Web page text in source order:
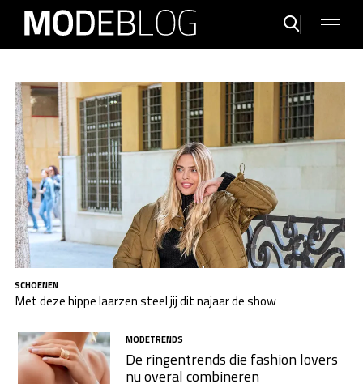
SCHOENEN
Met deze hippe laarzen steel jij dit najaar de show
MODETRENDS
De ringentrends die fashion lovers
nu overal combineren